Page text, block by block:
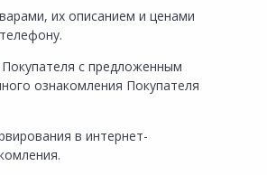
их описанием и ценами
с предложенным
ознакомления Покупателя
в интернет-